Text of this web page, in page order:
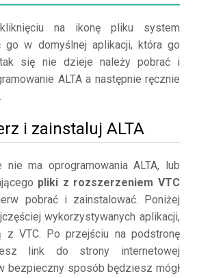
na ikonę pliku system
go w domyślnej aplikacji, która go
tak się nie dzieje należy pobrać i
ALTA a następnie ręcznie
i zainstaluj ALTA
ma oprogramowania ALTA, lub
pliki z rozszerzeniem VTC
pobrać i zainstalować. Poniżej
wykorzystywanych aplikacji,
z VTC. Po przejściu na podstronę
link do strony internetowej
bezpieczny sposób będziesz mógł